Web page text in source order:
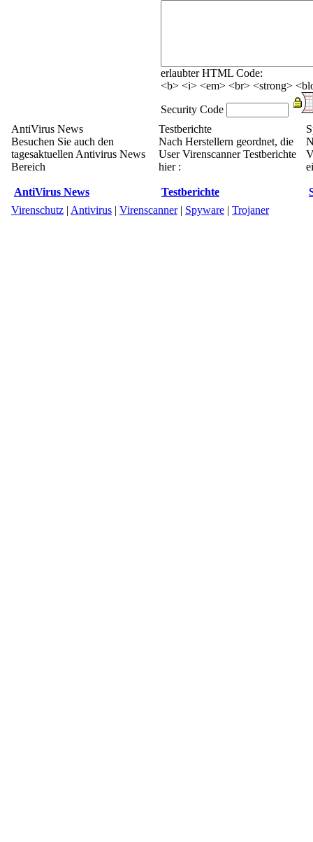
erlaubter HTML Code:
<b> <i> <em> <br> <strong>
Security Code
AntiVirus News
Besuchen Sie auch den
tagesaktuellen Antivirus News
Bereich
AntiVirus News
Testberichte
Nach Herstellern geordnet, die
User Virenscanner Testberichte
hier :
Testberichte
Virenschutz | Antivirus | Virenscanner| Spyware | Trojaner